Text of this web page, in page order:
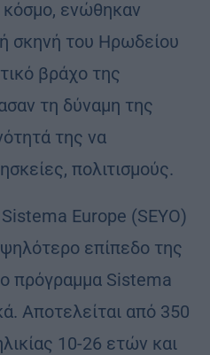
ενώθηκαν
σκηνή του Ηρωδείου
βράχο της
τη δύναμη της
της να
πολιτισμούς.
Europe (SEYO)
επίπεδο της
πρόγραμμα Sistema
Αποτελείται από 350
10-26 ετών και